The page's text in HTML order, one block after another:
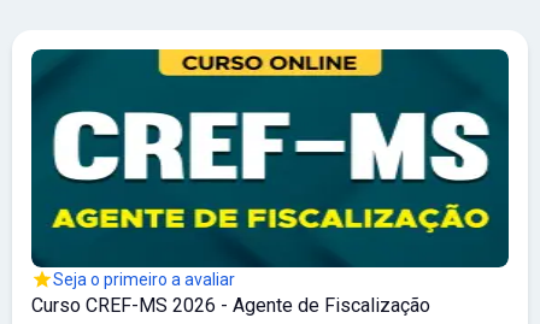
Seja o primeiro a avaliar
Curso CREF-MS 2026 - Agente de Fiscalização